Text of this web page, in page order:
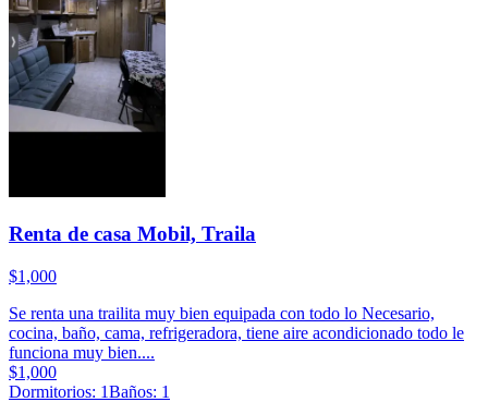
Renta de casa Mobil, Traila
$1,000
Se renta una trailita muy bien equipada con todo lo Necesario,
cocina, baño, cama, refrigeradora, tiene aire acondicionado todo le
funciona muy bien....
$1,000
Dormitorios: 1Baños: 1